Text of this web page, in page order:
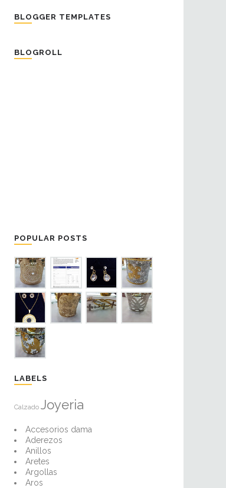
BLOGGER TEMPLATES
BLOGROLL
POPULAR POSTS
LABELS
Calzado Joyeria
Accesorios dama
Aderezos
Anillos
Aretes
Argollas
Aros